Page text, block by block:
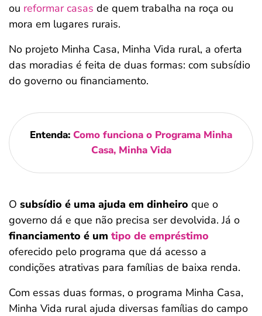
ou reformar casas de quem trabalha na roça ou
mora em lugares rurais.
No projeto Minha Casa, Minha Vida rural, a oferta
das moradias é feita de duas formas: com subsídio
do governo ou financiamento.
Entenda: Como funciona o Programa Minha
Casa, Minha Vida
O subsídio é uma ajuda em dinheiro que o
governo dá e que não precisa ser devolvida. Já o
financiamento é um tipo de empréstimo
oferecido pelo programa que dá acesso a
condições atrativas para famílias de baixa renda.
Com essas duas formas, o programa Minha Casa,
Minha Vida rural ajuda diversas famílias do campo